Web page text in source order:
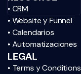
• CRM
• Website y Funnel
• Calendarios
• Automatizaciones
LEGAL
• Terms y Conditions